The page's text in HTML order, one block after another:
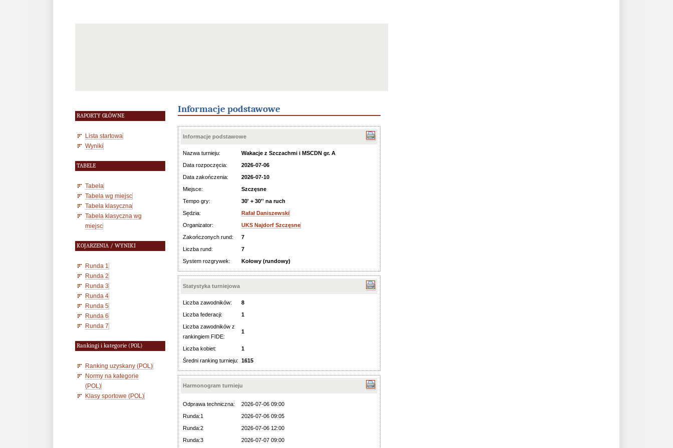
RAPORTY GŁÓWNE
Lista startowa
Wyniki
TABELE
Tabela
Tabela wg miejsc
Tabela klasyczna
Tabela klasyczna wg
miejsc
KOJARZENIA / WYNIKI
Runda 1
Runda 2
Runda 3
Runda 4
Runda 5
Runda 6
Runda 7
Rankingi i kategorie (POL)
Ranking uzyskany (POL)
Normy na kategorie
(POL)
Klasy sportowe (POL)
Informacje podstawowe
Informacje podstawowe
Nazwa turnieju:
Wakacje z Szczachmi i MSCDN gr. A
Data rozpoczęcia:
2026-07-06
Data zakończenia:
2026-07-10
Miejsce:
Szczęsne
Tempo gry:
30' + 30'' na ruch
Sędzia:
Rafał Daniszewski
Organizator:
UKS Najdorf Szczęsne
Zakończonych rund:
7
Liczba rund:
7
System rozgrywek:
Kołowy (rundowy)
Statystyka turniejowa
Liczba zawodników:
8
Liczba federacji:
1
Liczba zawodników z
rankingiem FIDE:
1
Liczba kobiet:
1
Średni ranking turnieju: 1615
Harmonogram turnieju
Odprawa techniczna:
2026-07-06 09:00
Runda:1
2026-07-06 09:05
Runda:2
2026-07-06 12:00
Runda:3
2026-07-07 09:00